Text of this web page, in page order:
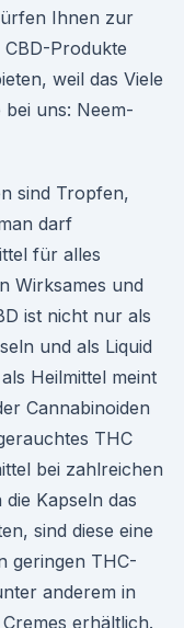
Ihnen zur
CBD-Produkte
weil das Viele
uns: Neem-
sind Tropfen,
darf
für alles
Wirksames und
ist nicht nur als
und als Liquid
Heilmittel meint
Cannabinoiden
THC
bei zahlreichen
Kapseln das
sind diese eine
geringen THC-
anderem in
erhältlich.